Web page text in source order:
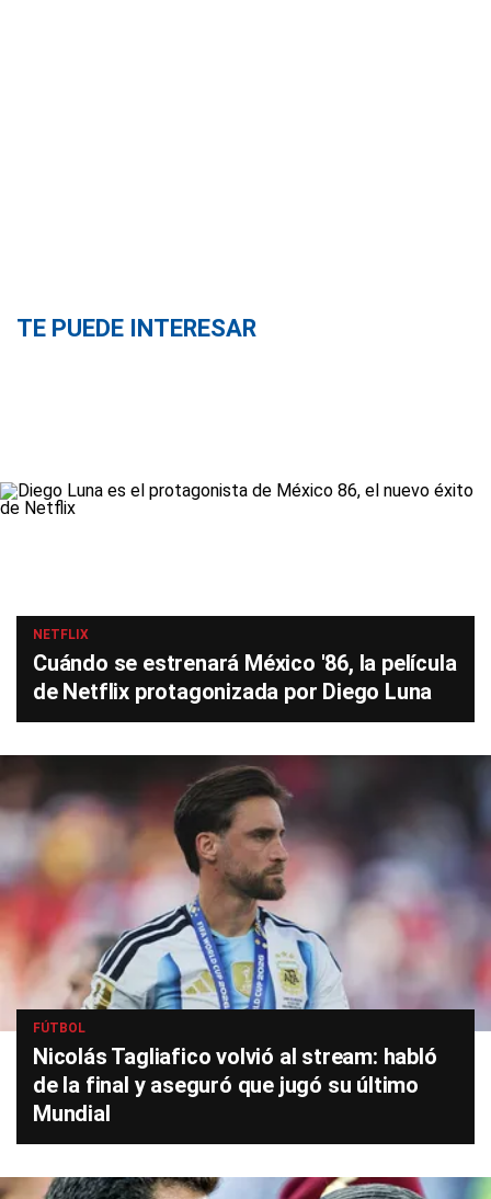
TE PUEDE INTERESAR
NETFLIX
Cuándo se estrenará México '86, la película
de Netflix protagonizada por Diego Luna
FÚTBOL
Nicolás Tagliafico volvió al stream: habló
de la final y aseguró que jugó su último
Mundial